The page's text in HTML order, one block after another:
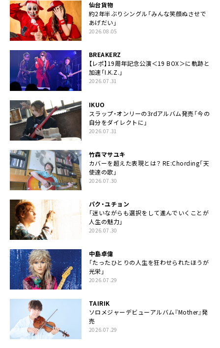
仙台貨物
約2年半ぶりシングル「みんな笑顔ぬさせで
あげだい」
2026.08.05
BREAKERZ
【レポ】19周年記念公演＜19 BOX＞に軌跡と
加速「I.K.Z.」
2026.07.31
IKUO
スラップ・オンリーの3rdアルバム発売「今の
自分をダイレクトに」
2026.07.31
竹森マサユキ
カバーを超えた表現とは？ RE:Chording「天
使達の歌」
2026.07.30
パク・ユチョン
「迷いながらも選択をして進んでいくことが
人生の魅力」
2026.07.30
中島卓偉
「たったひとりの人生を狂わせられたほうが
光栄」
2026.07.29
TAIRIK
ソロメジャーデビューアルバム『Mother』発
売
2026.07.29